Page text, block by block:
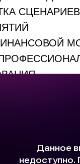
СЦЕНАРИЕВ